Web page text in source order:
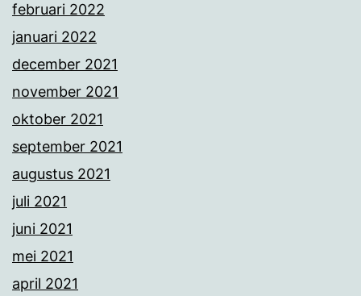
februari 2022
januari 2022
december 2021
november 2021
oktober 2021
september 2021
augustus 2021
juli 2021
juni 2021
mei 2021
april 2021